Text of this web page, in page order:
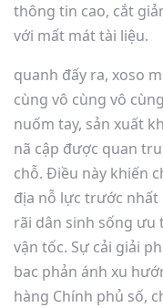
thông tin cao, cắt
với mất mát tài liệu.
quanh đấy ra, xoso
cùng vô cùng vô
nuốm tay, sản xuất
nã cập được quan
chỗ. Điều này khiến
địa nỗ lực trước
rãi dân sinh sống ưu
vận tốc. Sự cải giải
bac phản ánh xu
hàng Chính phủ số,